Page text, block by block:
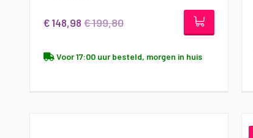
€ 148,98 € 199,80
Voor 17:00 uur besteld, morgen in huis